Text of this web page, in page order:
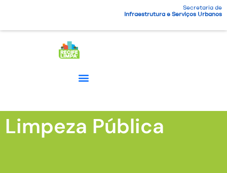
Secretaria de
Infraestrutura e Serviços Urbanos
Limpeza Pública